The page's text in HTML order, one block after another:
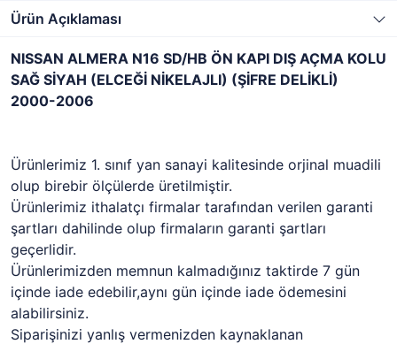
Ürün Açıklaması
NISSAN ALMERA N16 SD/HB ÖN KAPI DIŞ AÇMA KOLU
SAĞ SİYAH (ELCEĞİ NİKELAJLI) (ŞİFRE DELİKLİ)
2000-2006
Ürünlerimiz 1. sınıf yan sanayi kalitesinde orjinal muadili
olup birebir ölçülerde üretilmiştir.
Ürünlerimiz ithalatçı firmalar tarafından verilen garanti
şartları dahilinde olup firmaların garanti şartları
geçerlidir.
Ürünlerimizden memnun kalmadığınız taktirde 7 gün
içinde iade edebilir,aynı gün içinde iade ödemesini
alabilirsiniz.
Siparişinizi yanlış vermenizden kaynaklanan